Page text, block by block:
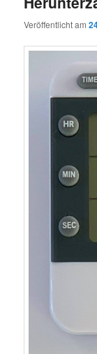
Veröffentlicht am